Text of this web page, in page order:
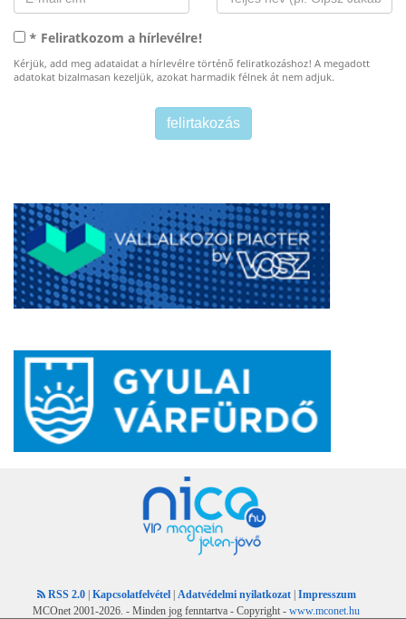
* Feliratkozom a hírlevélre!
Kérjük, add meg adataidat a hírlevélre történő feliratkozáshoz! A megadott
adatokat bizalmasan kezeljük, azokat harmadik félnek át nem adjuk.
RSS 2.0 | Kapcsolatfelvétel | Adatvédelmi nyilatkozat | Impresszum
MCOnet 2001-2026. - Minden jog fenntartva - Copyright - www.mconet.hu